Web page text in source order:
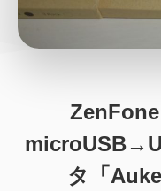
ZenFone
タ「